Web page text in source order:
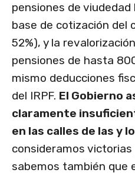
pensiones de
base de cotización del
52%), y la
pensiones de hasta
mismo deducciones
del IRPF. El Gobierno
claramente
en las calles de las y
consideramos victorias
sabemos también que